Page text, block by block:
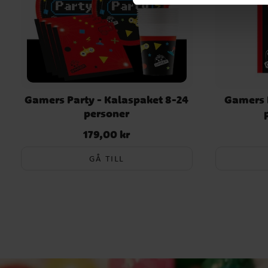
Gamers Party - Kalaspaket 8-24
personer
Pris:179,00 kr
179,00 kr
GÅ TILL